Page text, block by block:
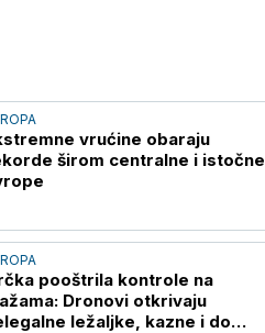
vrućine obaraju
širom centralne i istočne
pooštrila kontrole na
Dronovi otkrivaju
ležaljke, kazne i do